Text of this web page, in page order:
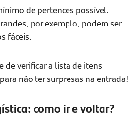
de pertences possível.
por exemplo, podem ser
fáceis.
de verificar a lista de itens
não ter surpresas na entrada!
como ir e voltar?